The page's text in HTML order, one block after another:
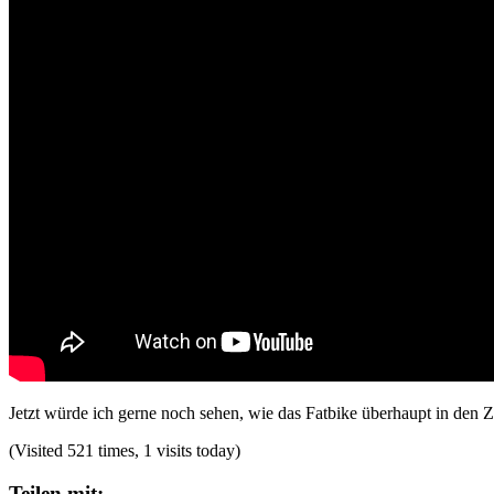
Jetzt würde ich gerne noch sehen, wie das Fatbike überhaupt in den
(Visited 521 times, 1 visits today)